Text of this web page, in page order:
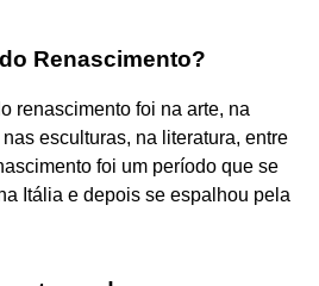
Renascimento?
renascimento foi na arte, na
esculturas, na literatura, entre
foi um período que se
Itália e depois se espalhou pela